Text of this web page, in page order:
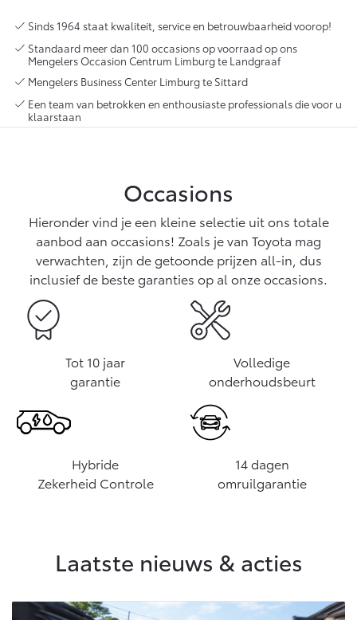
Vanaf € 37.500,- Vanaf € 55.950,-
Vanaf € 46.301,- Vanaf € 56.570,-
Land Cruiser (excl. BTW)
Sinds 1964 staat kwaliteit, service en betrouwbaarheid voorop!
Standaard meer dan 100 occasions op voorraad op ons
Mengelers Occasion Centrum Limburg te Landgraaf
Mengelers Business Center Limburg te Sittard
Een team van betrokken en enthousiaste professionals die voor u
klaarstaan
Occasions
Hieronder vind je een kleine selectie uit ons totale
aanbod aan occasions! Zoals je van Toyota mag
verwachten, zijn de getoonde prijzen all-in, dus
inclusief de beste garanties op al onze occasions.
Tot 10 jaar
garantie
Volledige
onderhoudsbeurt
Hybride
Zekerheid Controle
14 dagen
omruilgarantie
Laatste nieuws & acties